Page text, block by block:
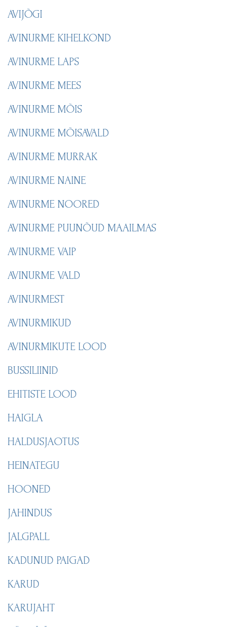
AVIJÕGI
AVINURME KIHELKOND
AVINURME LAPS
AVINURME MEES
AVINURME MÕIS
AVINURME MÕISAVALD
AVINURME MURRAK
AVINURME NAINE
AVINURME NOORED
AVINURME PUUNÕUD MAAILMAS
AVINURME VAIP
AVINURME VALD
AVINURMEST
AVINURMIKUD
AVINURMIKUTE LOOD
BUSSILIINID
EHITISTE LOOD
HAIGLA
HALDUSJAOTUS
HEINATEGU
HOONED
JAHINDUS
JALGPALL
KADUNUD PAIGAD
KARUD
KARUJAHT